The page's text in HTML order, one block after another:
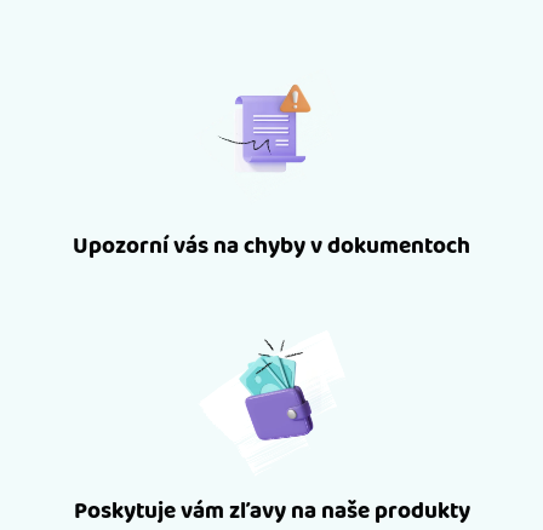
Upozorní vás na chyby v dokumentoch
Poskytuje vám zľavy na naše produkty